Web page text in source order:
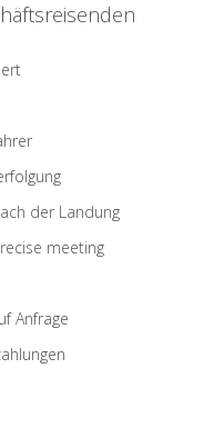
der Landung
meeting
Anfrage